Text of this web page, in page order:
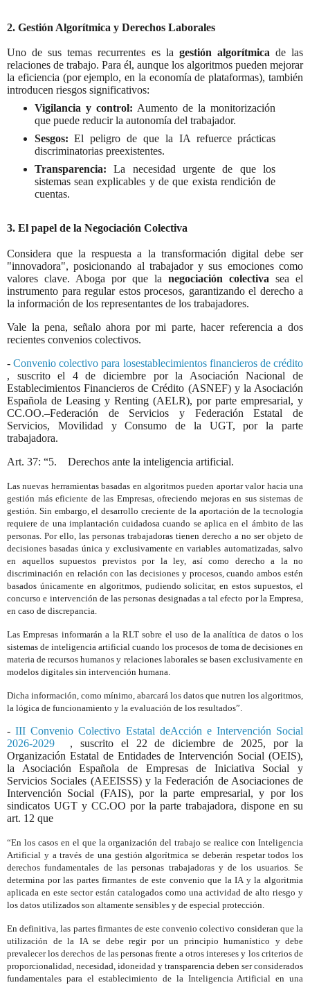
2. Gestión Algorítmica y Derechos Laborales
Uno de sus temas recurrentes es la gestión algorítmica de las
relaciones de trabajo. Para él, aunque los algoritmos pueden mejorar
la eficiencia (por ejemplo, en la economía de plataformas), también
introducen riesgos significativos:
Vigilancia y control: Aumento de la monitorización
que puede reducir la autonomía del trabajador.
Sesgos: El peligro de que la IA refuerce prácticas
discriminatorias preexistentes.
Transparencia: La necesidad urgente de que los
sistemas sean explicables y de que exista rendición de
cuentas.
3. El papel de la Negociación Colectiva
Considera que la respuesta a la transformación digital debe ser
"innovadora", posicionando al trabajador y sus emociones como
valores clave. Aboga por que la negociación colectiva sea el
instrumento para regular estos procesos, garantizando el derecho a
la información de los representantes de los trabajadores.
Vale la pena, señalo ahora por mi parte, hacer referencia a dos
recientes convenios colectivos.
-Convenio colectivo para losestablecimientos financieros de crédito
, suscrito el 4 de diciembre por la Asociación Nacional de
Establecimientos Financieros de Crédito (ASNEF) y la Asociación
Española de Leasing y Renting (AELR), por parte empresarial, y
CC.OO.–Federación de Servicios y Federación Estatal de
Servicios, Movilidad y Consumo de la UGT, por la parte
trabajadora.
Art. 37: “5. Derechos ante la inteligencia artificial.
Las nuevas herramientas basadas en algoritmos pueden aportar valor hacia una
gestión más eficiente de las Empresas, ofreciendo mejoras en sus sistemas de
gestión. Sin embargo, el desarrollo creciente de la aportación de la tecnología
requiere de una implantación cuidadosa cuando se aplica en el ámbito de las
personas. Por ello, las personas trabajadoras tienen derecho a no ser objeto de
decisiones basadas única y exclusivamente en variables automatizadas, salvo
en aquellos supuestos previstos por la ley, así como derecho a la no
discriminación en relación con las decisiones y procesos, cuando ambos estén
basados únicamente en algoritmos, pudiendo solicitar, en estos supuestos, el
concurso e intervención de las personas designadas a tal efecto por la Empresa,
en caso de discrepancia.
Las Empresas informarán a la RLT sobre el uso de la analítica de datos o los
sistemas de inteligencia artificial cuando los procesos de toma de decisiones en
materia de recursos humanos y relaciones laborales se basen exclusivamente en
modelos digitales sin intervención humana.
Dicha información, como mínimo, abarcará los datos que nutren los algoritmos,
la lógica de funcionamiento y la evaluación de los resultados”.
-III Convenio Colectivo Estatal deAcción e Intervención Social
2026-2029
, suscrito el 22 de diciembre de 2025, por la
Organización Estatal de Entidades de Intervención Social (OEIS),
la Asociación Española de Empresas de Iniciativa Social y
Servicios Sociales (AEEISSS) y la Federación de Asociaciones de
Intervención Social (FAIS), por la parte empresarial, y por los
sindicatos UGT y CC.OO por la parte trabajadora, dispone en su
art. 12 que
“En los casos en el que la organización del trabajo se realice con Inteligencia
Artificial y a través de una gestión algorítmica se deberán respetar todos los
derechos fundamentales de las personas trabajadoras y de los usuarios. Se
determina por las partes firmantes de este convenio que la IA y la algoritmia
aplicada en este sector están catalogados como una actividad de alto riesgo y
los datos utilizados son altamente sensibles y de especial protección.
En definitiva, las partes firmantes de este convenio colectivo consideran que la
utilización de la IA se debe regir por un principio humanístico y debe
prevalecer los derechos de las personas frente a otros intereses y los criterios de
proporcionalidad, necesidad, idoneidad y transparencia deben ser considerados
fundamentales para el establecimiento de la Inteligencia Artificial en una